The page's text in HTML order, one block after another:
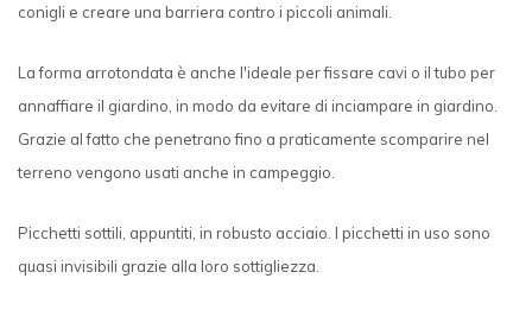
conigli e creare una barriera contro i piccoli animali.
La forma arrotondata è anche l'ideale per fissare cavi o il tubo per
annaffiare il giardino, in modo da evitare di inciampare in giardino.
Grazie al fatto che penetrano fino a praticamente scomparire nel
terreno vengono usati anche in campeggio.
Picchetti sottili, appuntiti, in robusto acciaio. I picchetti in uso sono
quasi invisibili grazie alla loro sottigliezza.